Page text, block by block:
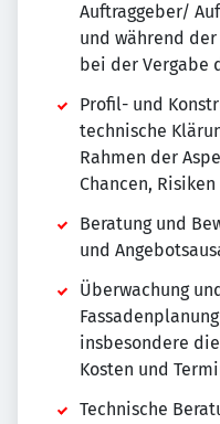
Auftraggeber/
und während
bei der Vergabe
Profil- und
technische
Rahmen der
Chancen, Risiken
Beratung und
und
Überwachung
insbesondere
Kosten und
Technische